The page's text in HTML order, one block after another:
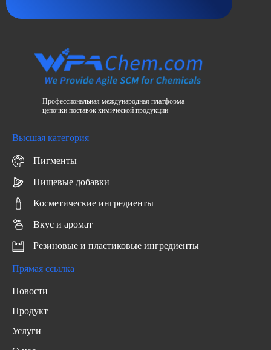
Профессиональная международная платформа
цепочки поставок химической продукции
Высшая категория
Пигменты
Пищевые добавки
Косметические ингредиенты
Вкус и аромат
Резиновые и пластиковые ингредиенты
Прямая ссылка
Новости
Продукт
Услуги